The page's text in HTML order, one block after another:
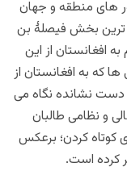
های منطقه و جهان
ترین بخش فیصلۀ بن
افغانستان از این
ها که به افغانستان از
دست نشانده نگاه می
و نظامی طالبان
کوتاه کردن؛ برعکس
کرده است.